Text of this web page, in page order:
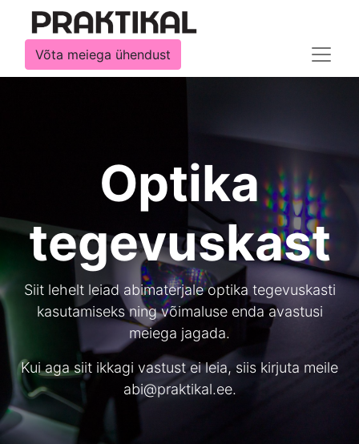
Võta meiega ühendust
Optika
tegevuskast
Siit lehelt leiad abimaterjale optika tegevuskasti
kasutamiseks ning võimaluse enda avastusi
meiega jagada.
Kui aga siit ikkagi vastust ei leia, siis kirjuta meile
abi@praktikal.ee.